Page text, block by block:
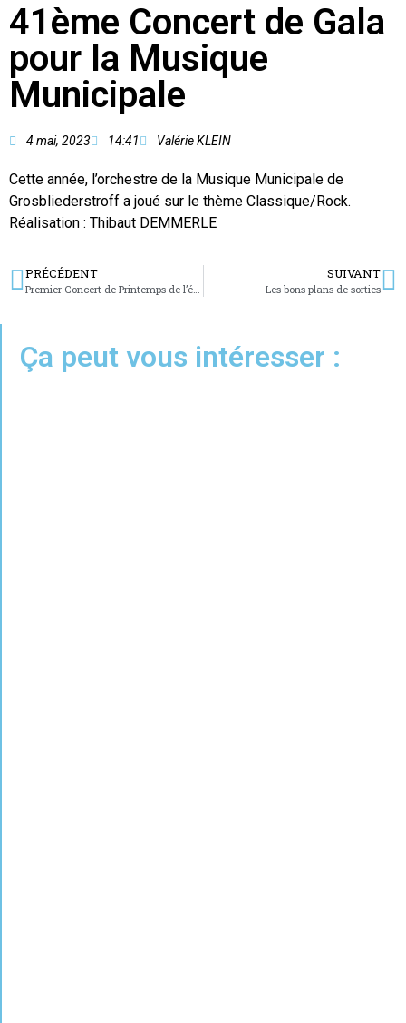
41ème Concert de Gala
pour la Musique
Municipale
4 mai, 2023 14:41 Valérie KLEIN
Cette année, l’orchestre de la Musique Municipale de
Grosbliederstroff a joué sur le thème Classique/Rock.
Réalisation : Thibaut DEMMERLE
PRÉCÉDENT
Premier Concert de Printemps de l’école de l’Étoile-du-Matin
SUIVANT
Les bons plans de sorties
Ça peut vous intéresser :